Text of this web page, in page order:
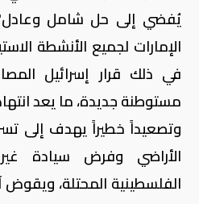
يُفضي إلى حل شامل
الإمارات لجميع الأنشطة
مستوطنة جديدة، ما يعد
وتصعيداً خطيراً يهدف إلى
الأراضي وفرض سيادة
الفلسطينية المحتلة،